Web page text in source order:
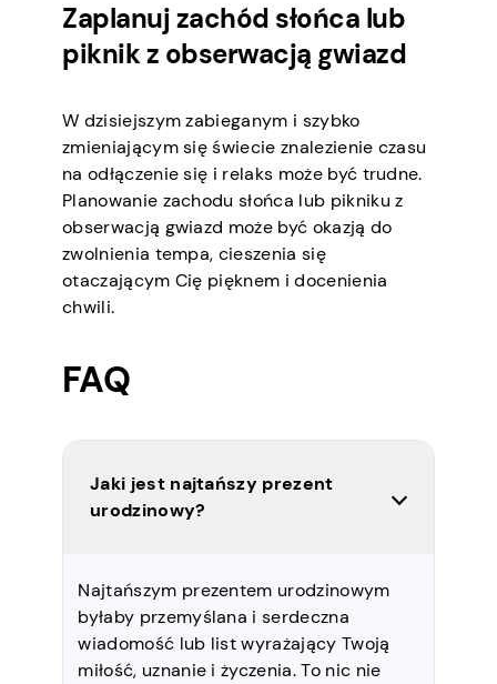
Zaplanuj zachód słońca lub
piknik z obserwacją gwiazd
W dzisiejszym zabieganym i szybko
zmieniającym się świecie znalezienie czasu
na odłączenie się i relaks może być trudne.
Planowanie zachodu słońca lub pikniku z
obserwacją gwiazd może być okazją do
zwolnienia tempa, cieszenia się
otaczającym Cię pięknem i docenienia
chwili.
FAQ
Jaki jest najtańszy prezent
urodzinowy?
Najtańszym prezentem urodzinowym
byłaby przemyślana i serdeczna
wiadomość lub list wyrażający Twoją
miłość, uznanie i życzenia. To nic nie